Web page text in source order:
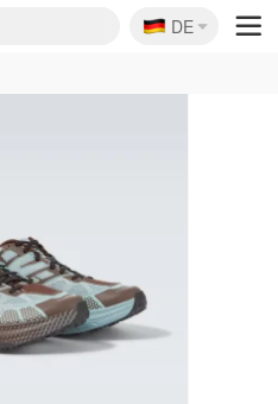
大促
失效
外叠85折
日更新
+叠9折
🇩🇪
DE